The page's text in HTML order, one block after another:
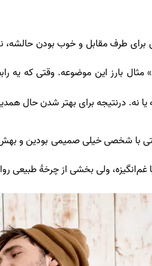
طرف مقابل و خوب بودن
بارز این موضوعه. وقتی که یه
نه. درنتیجه برای بهتر شدن حال
با شخصی خیلی صمیمی بودین و
غم‌انگیزه، ولی بخشی از چرخۀ طبیعی